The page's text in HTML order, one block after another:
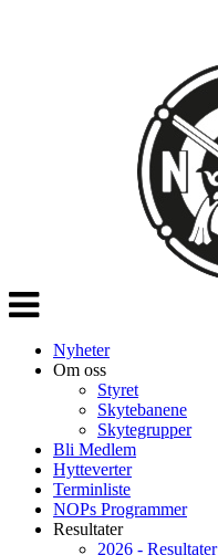
Veksle
navigasjon
Nyheter
Om oss
Styret
Skytebanene
Skytegrupper
Bli Medlem
Hytteverter
Terminliste
NOPs Programmer
Resultater
2026 - Resultater